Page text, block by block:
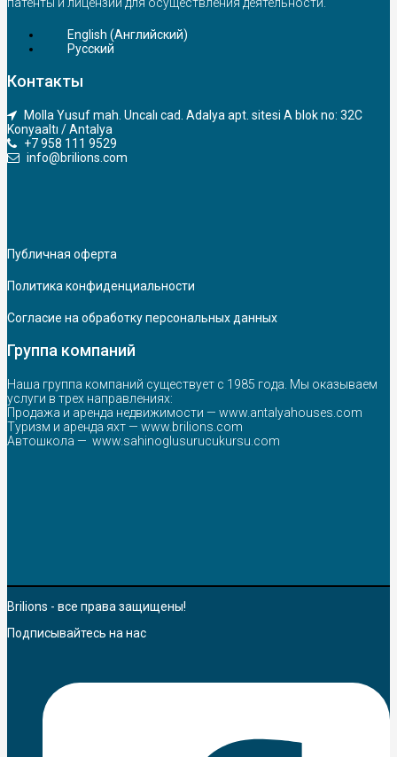
English (Английский)
Русский
Контакты
Molla Yusuf mah. Uncalı cad. Adalya apt. sitesi A blok no: 32C
Konyaaltı / Antalya
+7 958 111 9529
info@brilions.com
Публичная оферта
Политика конфиденциальности
Согласие на обработку персональных данных
Группа компаний
Наша группа компаний существует с 1985 года. Мы оказываем
услуги в трех направлениях:
Продажа и аренда недвижимости — www.antalyahouses.com
Туризм и аренда яхт — www.brilions.com
Автошкола — www.sahinoglusurucukursu.com
Brilions - все права защищены!
Подписывайтесь на нас